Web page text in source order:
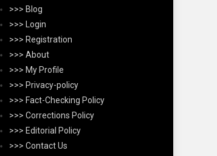
>>> Blog
>>> Login
>>> Registration
>>> About
>>> My Profile
>>> Privacy-policy
>>> Fact-Checking Policy
>>> Corrections Policy
>>> Editorial Policy
>>> Contact Us